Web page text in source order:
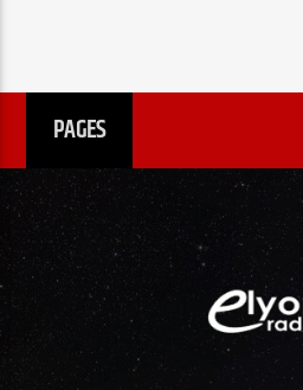
PAGES